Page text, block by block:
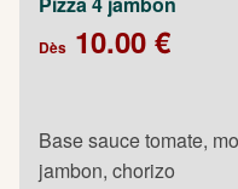
Dès 10.00 €
Base sauce tomate,
jambon, chorizo